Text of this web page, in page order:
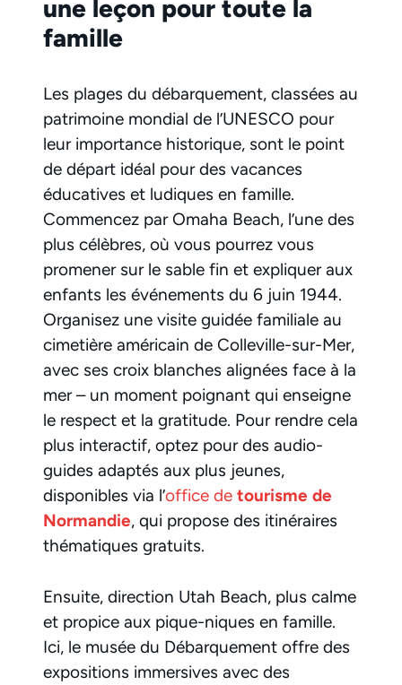
une leçon pour toute la
famille
Les plages du débarquement, classées au
patrimoine mondial de l’UNESCO pour
leur importance historique, sont le point
de départ idéal pour des vacances
éducatives et ludiques en famille.
Commencez par Omaha Beach, l’une des
plus célèbres, où vous pourrez vous
promener sur le sable fin et expliquer aux
enfants les événements du 6 juin 1944.
Organisez une visite guidée familiale au
cimetière américain de Colleville-sur-Mer,
avec ses croix blanches alignées face à la
mer – un moment poignant qui enseigne
le respect et la gratitude. Pour rendre cela
plus interactif, optez pour des audio-
guides adaptés aux plus jeunes,
disponibles via l’office de tourisme de
Normandie, qui propose des itinéraires
thématiques gratuits.
Ensuite, direction Utah Beach, plus calme
et propice aux pique-niques en famille.
Ici, le musée du Débarquement offre des
expositions immersives avec des